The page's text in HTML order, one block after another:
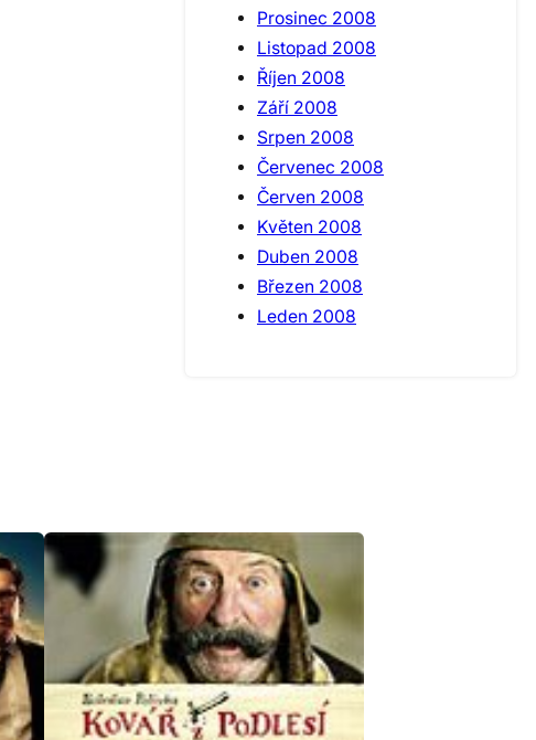
Prosinec 2008
Listopad 2008
Říjen 2008
Září 2008
Srpen 2008
Červenec 2008
Červen 2008
Květen 2008
Duben 2008
Březen 2008
Leden 2008